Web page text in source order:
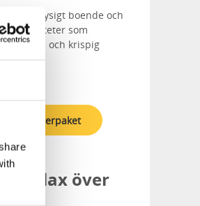
på ett mysigt boende och
som
kallbad och krispig
vinterpaket
relax över